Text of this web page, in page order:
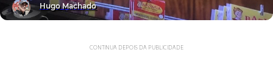
Hugo Machado
CONTINUA DEPOIS DA PUBLICIDADE